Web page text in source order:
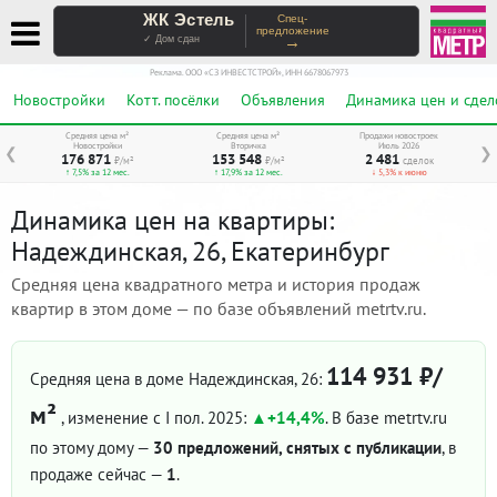
ЖК Эстель
✓ Дом сдан
Спец-
предложение
→
Реклама. ООО «СЗ ИНВЕСТСТРОЙ», ИНН 6678067973
Новостройки Котт. посёлки Объявления Динамика цен и
❮ ❯
Средняя цена м²
Новостройки
176 871 ₽/м²
↑ 7,5% за 12 мес.
Средняя цена м²
Вторичка
153 548 ₽/м²
↑ 17,9% за 12 мес.
Продажи новостроек
Июль 2026
2 481 сделок
↓ 5,3% к июню
Динамика цен на квартиры:
Надеждинская, 26, Екатеринбург
Средняя цена квадратного метра и история продаж
квартир в этом доме — по базе объявлений metrtv.ru.
Средняя цена в доме Надеждинская, 26: 114 931 ₽/
м² , изменение с I пол. 2025: +14,4%. В базе metrtv.ru
по этому дому — 30 предложений, снятых с публикации, в
продаже сейчас — 1.